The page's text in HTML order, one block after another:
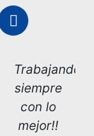
Trabajando
siempre
con lo
mejor!!